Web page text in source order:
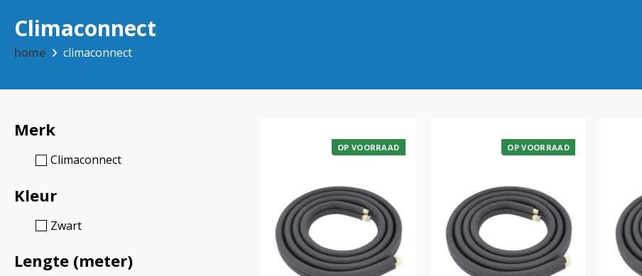
Climaconnect
home climaconnect
Merk
Climaconnect
Kleur
Zwart
Lengte (meter)
OP VOORRAAD OP VOORRAAD